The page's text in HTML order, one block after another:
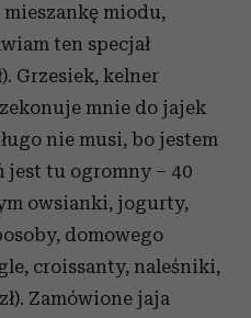
miodu,
ten specjał
Grzesiek, kelner
mnie do jajek
nie musi, bo jestem
jest tu ogromny – 40
owsianki, jogurty,
domowego
croissanty, naleśniki,
Zamówione jaja